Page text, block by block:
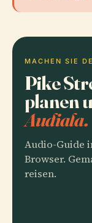
MACHEN SIE
Pike
planen
Audiala.
Audio-Guide
Browser.
reisen.